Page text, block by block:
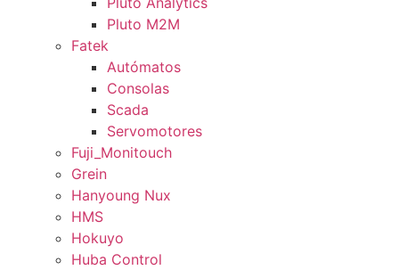
Pluto M2M
Fatek
Autómatos
Consolas
Scada
Servomotores
Fuji_Monitouch
Grein
Hanyoung Nux
HMS
Hokuyo
Huba Control